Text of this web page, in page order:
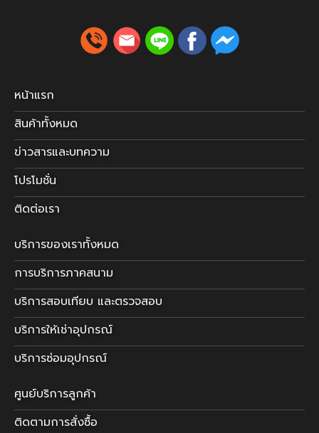
หน้าแรก
สินค้าทั้งหมด
ข่าวสารและบทความ
โปรโมชั่น
ติดต่อเรา
บริการของเราทั้งหมด
การบริการภาคสนาม
บริการสอบเทียบ และตรวจสอบ
บริการให้เช่าอุปกรณ์
บริการซ่อมอุปกรณ์
ศูนย์บริการลูกค้า
ติดตามการสั่งซื้อ